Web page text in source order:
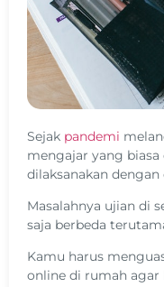
Sejak pandemi
mengajar yang
dilaksanakan
Masalahnya ujian di
saja berbeda
Kamu harus
online di rumah agar